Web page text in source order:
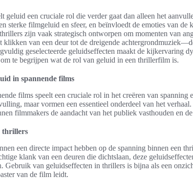
geluid een cruciale rol die verder gaat dan alleen het
sterke filmgeluid en sfeer, en beïnvloedt de emoties van de
zijn vaak strategisch ontworpen om momenten van
van een deur tot de dreigende
geselecteerde geluidseffecten maakt de kijkervaring
om te begrijpen wat de rol van geluid in een thrillerfilm is.
in spannende films
films speelt een cruciale rol in het creëren van
maar vormen een essentieel onderdeel van het
filmmakers de aandacht van het publiek vasthouden en
thrillers
een directe impact hebben op de spanning binnen een
klank van een deuren die dichtslaan, deze
Gebruik van geluidseffecten in thrillers is bijna als een
van de film leidt.